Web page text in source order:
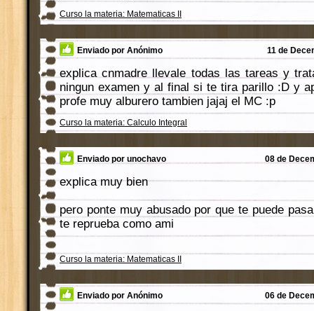
Curso la materia: Matematicas II
Enviado por Anónimo 11 de
explica cnmadre llevale todas las tareas y
ningun examen y al final si te tira parillo :D y
profe muy alburero tambien jajaj el MC :p
Curso la materia: Calculo Integral
Enviado por unochavo 08 de
explica muy bien
pero ponte muy abusado por que te puede
te reprueba como ami
Curso la materia: Matematicas II
Enviado por Anónimo 06 de